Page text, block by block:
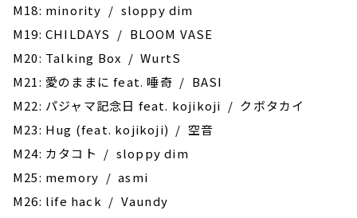
M18: minority / sloppy dim
M19: CHILDAYS / BLOOM VASE
M20: Talking Box / WurtS
M21: 愛のままに feat. 唾奇 / BASI
M22: パジャマ記念日 feat. kojikoji / クボタカイ
M23: Hug (feat. kojikoji) / 空音
M24: カタコト / sloppy dim
M25: memory / asmi
M26: life hack / Vaundy